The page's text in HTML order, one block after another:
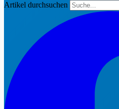
Artikel durchsuchen